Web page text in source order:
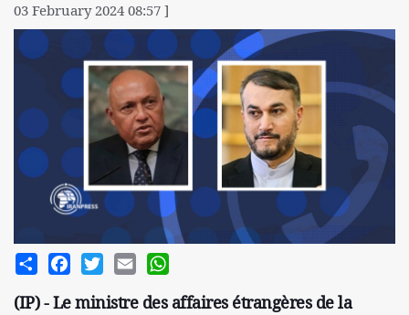
03 February 2024 08:57 ]
Share FacebookTwitterEmail
(IP) - Le ministre des affaires étrangères de la